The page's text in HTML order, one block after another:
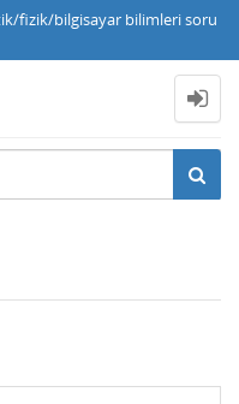
fizik/bilgisayar bilimleri soru